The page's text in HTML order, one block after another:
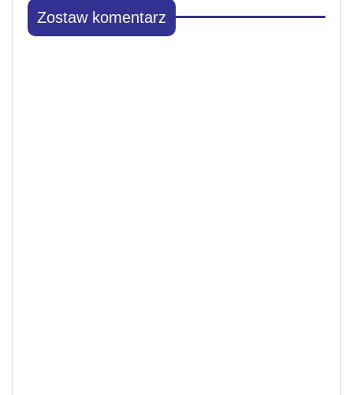
Zostaw komentarz